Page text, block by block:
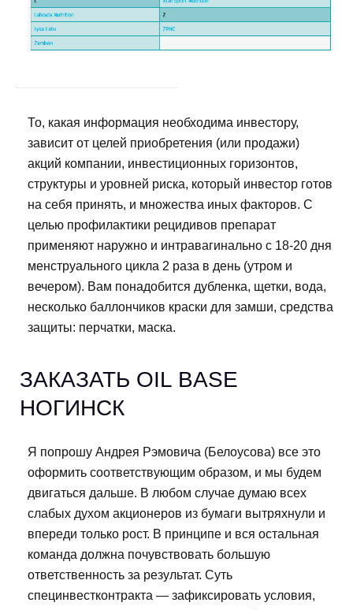
То, какая информация необходима инвестору,
зависит от целей приобретения (или продажи)
акций компании, инвестиционных горизонтов,
структуры и уровней риска, который инвестор готов
на себя принять, и множества иных факторов. С
целью профилактики рецидивов препарат
применяют наружно и интравагинально с 18-20 дня
менструального цикла 2 раза в день (утром и
вечером). Вам понадобится дубленка, щетки, вода,
несколько баллончиков краски для замши, средства
защиты: перчатки, маска.
ЗАКАЗАТЬ OIL BASE
НОГИНСК
Я попрошу Андрея Рэмовича (Белоусова) все это
оформить соответствующим образом, и мы будем
двигаться дальше. В любом случае думаю всех
слабых духом акционеров из бумаги вытряхнули и
впереди только рост. В принципе и вся остальная
команда должна почувствовать большую
ответственность за результат. Суть
специнвестконтракта — зафиксировать условия,